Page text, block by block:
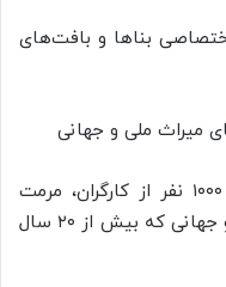
بناها و بافت‌های
میراث ملی و جهانی
ایجاد امنیت و ثبات شغلی بیش از ۱۰۰۰ نفر از کارگران، مرمت
کاران، همکاران پایگاه‌های میراث ملی و جهانی که بیش از ۲۰ سال